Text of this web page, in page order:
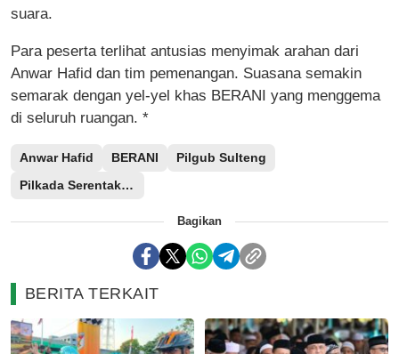
suara.
Para peserta terlihat antusias menyimak arahan dari
Anwar Hafid dan tim pemenangan. Suasana semakin
semarak dengan yel-yel khas BERANI yang menggema
di seluruh ruangan. *
Anwar Hafid BERANI
Pilgub Sulteng
Pilkada Serentak 2024
Bagikan
BERITA TERKAIT